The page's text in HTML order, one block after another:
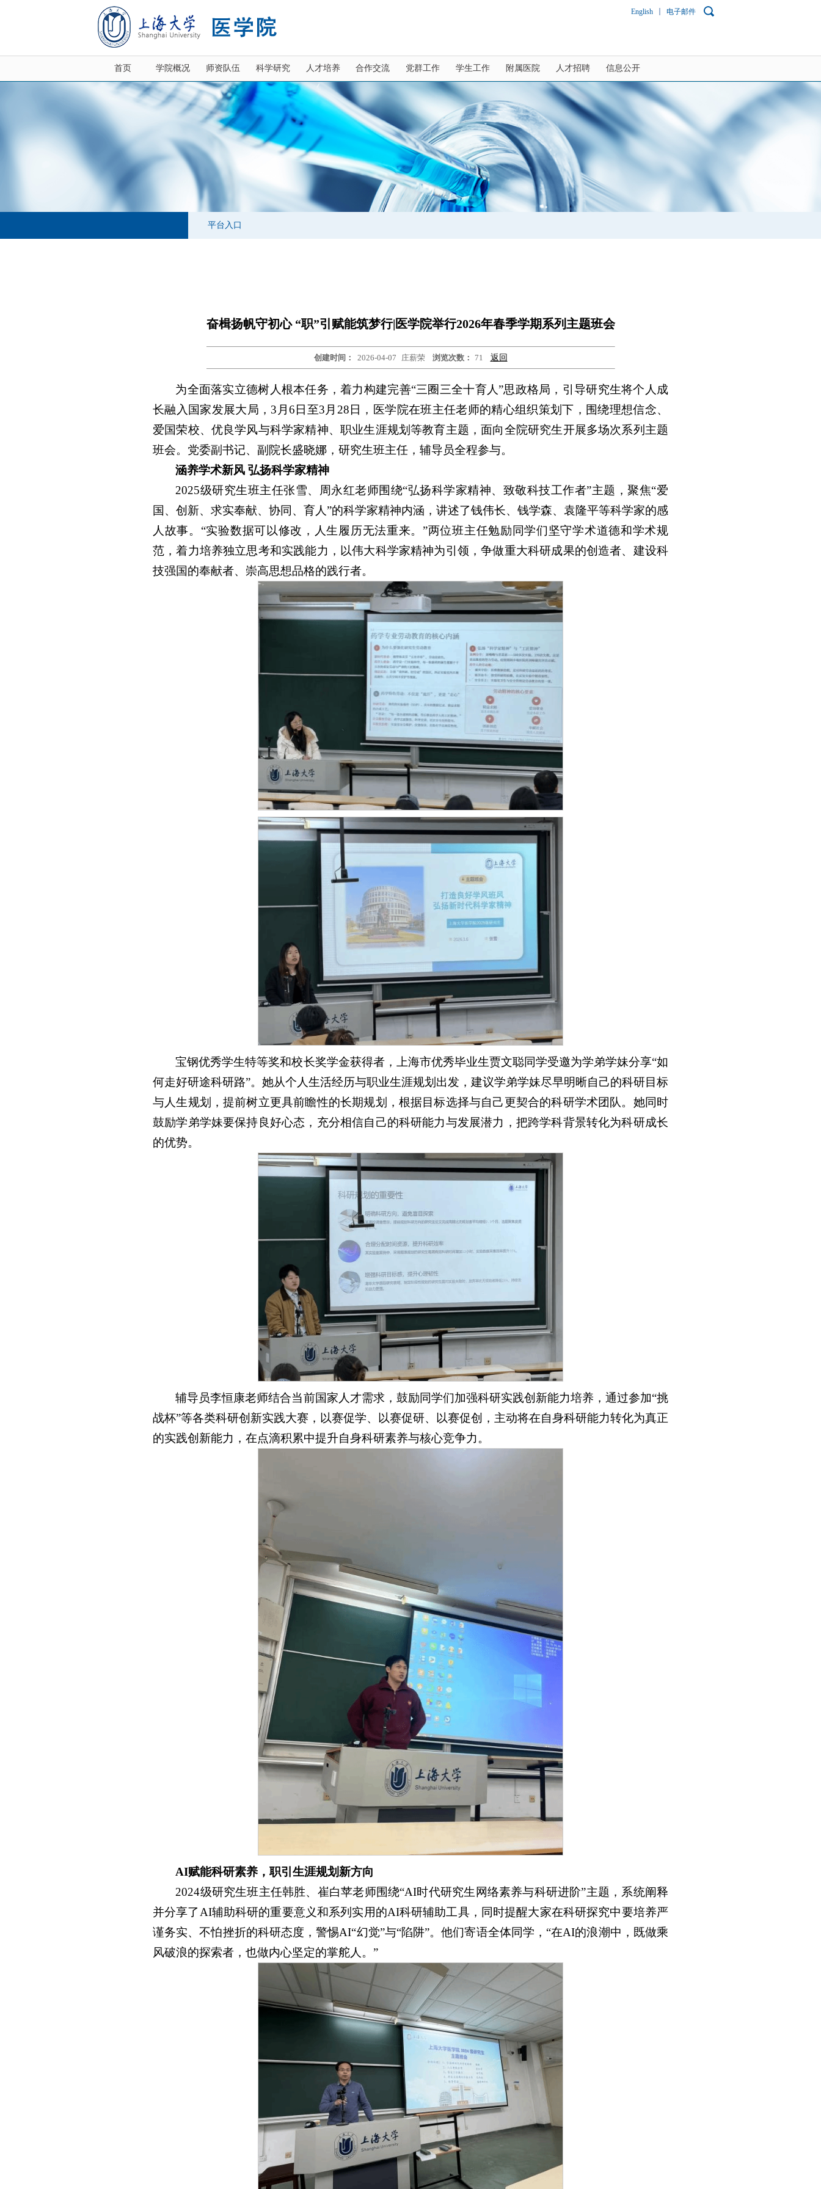
English 电子邮件
首页 学院概况 师资队伍 科学研究 人才培养 合作交流 党群工作 学生工作 附属医院 人才招聘 信息公开
平台入口
奋楫扬帆守初心 “职”引赋能筑梦行|医学院举行2026年春季学期系列主题班会
创建时间： 2026-04-07 庄薪荣 浏览次数： 71 返回
为全面落实立德树人根本任务，着力构建完善“三圈三全十育人”思政格局，引导研究生将个人成
长融入国家发展大局，3月6日至3月28日，医学院在班主任老师的精心组织策划下，围绕理想信念、
爱国荣校、优良学风与科学家精神、职业生涯规划等教育主题，面向全院研究生开展多场次系列主题
班会。党委副书记、副院长盛晓娜，研究生班主任，辅导员全程参与。
涵养学术新风 弘扬科学家精神
2025级研究生班主任张雪、周永红老师围绕“弘扬科学家精神、致敬科技工作者”主题，聚焦“爱
国、创新、求实奉献、协同、育人”的科学家精神内涵，讲述了钱伟长、钱学森、袁隆平等科学家的感
人故事。“实验数据可以修改，人生履历无法重来。”两位班主任勉励同学们坚守学术道德和学术规
范，着力培养独立思考和实践能力，以伟大科学家精神为引领，争做重大科研成果的创造者、建设科
技强国的奉献者、崇高思想品格的践行者。
宝钢优秀学生特等奖和校长奖学金获得者，上海市优秀毕业生贾文聪同学受邀为学弟学妹分享“如
何走好研途科研路”。她从个人生活经历与职业生涯规划出发，建议学弟学妹尽早明晰自己的科研目标
与人生规划，提前树立更具前瞻性的长期规划，根据目标选择与自己更契合的科研学术团队。她同时
鼓励学弟学妹要保持良好心态，充分相信自己的科研能力与发展潜力，把跨学科背景转化为科研成长
的优势。
辅导员李恒康老师结合当前国家人才需求，鼓励同学们加强科研实践创新能力培养，通过参加“挑
战杯”等各类科研创新实践大赛，以赛促学、以赛促研、以赛促创，主动将在自身科研能力转化为真正
的实践创新能力，在点滴积累中提升自身科研素养与核心竞争力。
AI赋能科研素养，职引生涯规划新方向
2024级研究生班主任韩胜、崔白苹老师围绕“AI时代研究生网络素养与科研进阶”主题，系统阐释
并分享了AI辅助科研的重要意义和系列实用的AI科研辅助工具，同时提醒大家在科研探究中要培养严
谨务实、不怕挫折的科研态度，警惕AI“幻觉”与“陷阱”。他们寄语全体同学，“在AI的浪潮中，既做乘
风破浪的探索者，也做内心坚定的掌舵人。”